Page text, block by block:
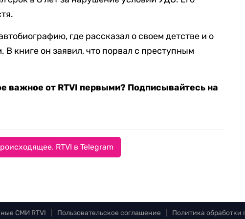
где рассказал о своем детстве и о
В книге он заявил, что порвал с преступным
важное от RTVI первыми? Подписывайтесь на
RTVI в Telegram
СМИ RTVI Пользовательское соглашение Политика